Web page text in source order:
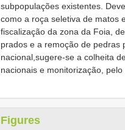
subpopulações existentes.
como a roça seletiva de matos
fiscalização da zona da Foia,
prados e a remoção de pedras
nacional,sugere-se a colheita
nacionais e monitorização,
Figures